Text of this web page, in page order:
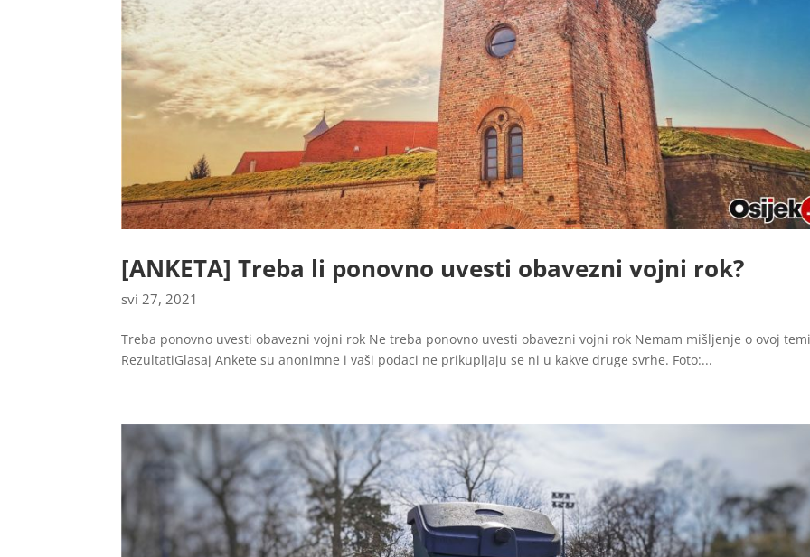
[ANKETA] Treba li ponovno uvesti obavezni vojni rok?
svi 27, 2021
Treba ponovno uvesti obavezni vojni rok Ne treba ponovno uvesti obavezni vojni rok Nemam mišljenje o ovoj
RezultatiGlasaj Ankete su anonimne i vaši podaci ne prikupljaju se ni u kakve druge svrhe. Foto:...